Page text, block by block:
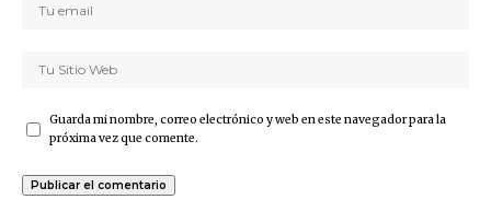
Guarda mi nombre, correo electrónico y web en este navegador para la
próxima vez que comente.